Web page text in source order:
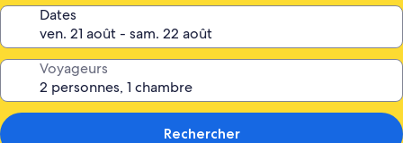
Dates
Voyageurs
Rechercher